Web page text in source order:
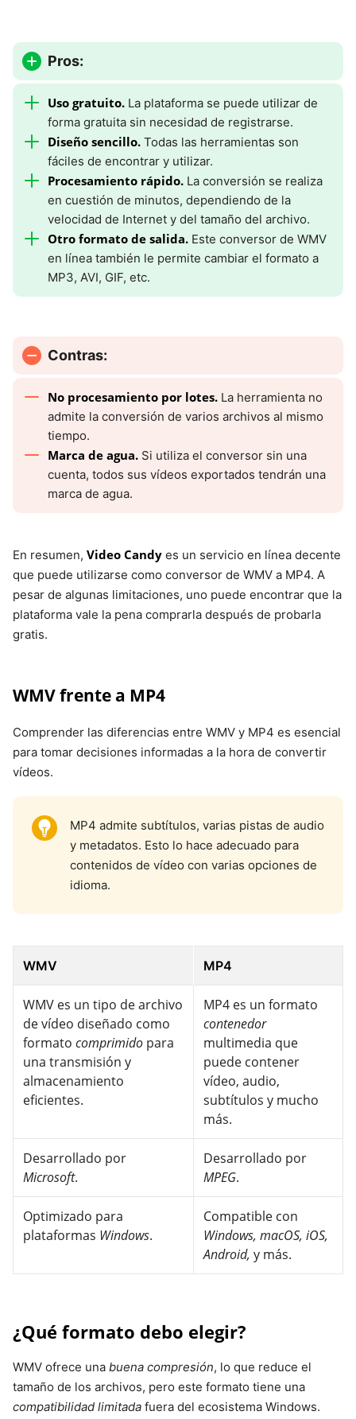
Pros:
Uso gratuito. La plataforma se puede utilizar de
forma gratuita sin necesidad de registrarse.
Diseño sencillo. Todas las herramientas son
fáciles de encontrar y utilizar.
Procesamiento rápido. La conversión se realiza
en cuestión de minutos, dependiendo de la
velocidad de Internet y del tamaño del archivo.
Otro formato de salida. Este conversor de WMV
en línea también le permite cambiar el formato a
MP3, AVI, GIF, etc.
Contras:
No procesamiento por lotes. La herramienta no
admite la conversión de varios archivos al mismo
tiempo.
Marca de agua. Si utiliza el conversor sin una
cuenta, todos sus vídeos exportados tendrán una
marca de agua.
En resumen, Video Candy es un servicio en línea decente
que puede utilizarse como conversor de WMV a MP4. A
pesar de algunas limitaciones, uno puede encontrar que la
plataforma vale la pena comprarla después de probarla
gratis.
WMV frente a MP4
Comprender las diferencias entre WMV y MP4 es esencial
para tomar decisiones informadas a la hora de convertir
vídeos.
MP4 admite subtítulos, varias pistas de audio
y metadatos. Esto lo hace adecuado para
contenidos de vídeo con varias opciones de
idioma.
WMV MP4
WMV es un tipo de archivo
de vídeo diseñado como
formato comprimido para
una transmisión y
almacenamiento
eficientes.
MP4 es un formato
contenedor
multimedia que
puede contener
vídeo, audio,
subtítulos y mucho
más.
Desarrollado por
Microsoft.
Desarrollado por
MPEG.
Optimizado para
plataformas Windows.
Compatible con
Windows, macOS, iOS,
Android, y más.
¿Qué formato debo elegir?
WMV ofrece una buena compresión, lo que reduce el
tamaño de los archivos, pero este formato tiene una
compatibilidad limitada fuera del ecosistema Windows.